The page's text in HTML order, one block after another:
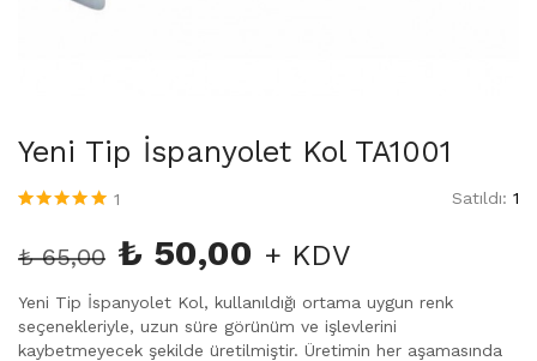
Yeni Tip İspanyolet Kol TA1001
dayanarak 5
üzerinden 5.00
1 Satıldı: 1
₺65,00 Orijinal
fiyat:
₺ 65,00.
₺ 50,00 Şu
andaki
fiyat:
₺ 50,00.
+ KDV
Yeni Tip İspanyolet Kol, kullanıldığı ortama uygun renk
seçenekleriyle, uzun süre görünüm ve işlevlerini
kaybetmeyecek şekilde üretilmiştir. Üretimin her aşamasında